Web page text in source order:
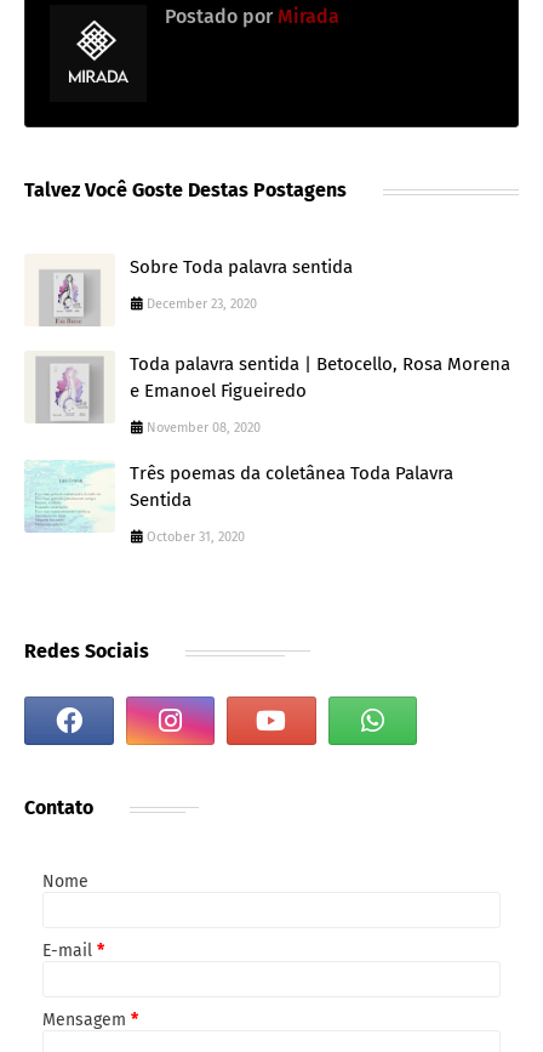
Postado por Mirada
Talvez Você Goste Destas Postagens
Sobre Toda palavra sentida
December 23, 2020
Toda palavra sentida | Betocello, Rosa Morena
e Emanoel Figueiredo
November 08, 2020
Três poemas da coletânea Toda Palavra
Sentida
October 31, 2020
Redes Sociais
Contato
Nome
E-mail *
Mensagem *